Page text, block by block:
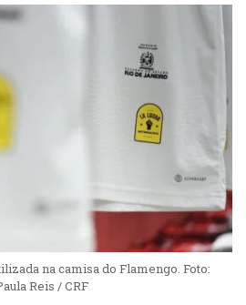
na camisa do Flamengo. Foto:
Reis / CRF